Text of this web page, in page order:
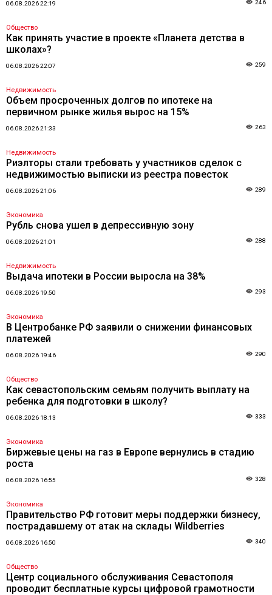
06.08.2026 22:19 246
Общество
Как принять участие в проекте «Планета детства в
школах»?
06.08.2026 22:07 259
Недвижимость
Объем просроченных долгов по ипотеке на
первичном рынке жилья вырос на 15%
06.08.2026 21:33 263
Недвижимость
Риэлторы стали требовать у участников сделок с
недвижимостью выписки из реестра повесток
06.08.2026 21:06 289
Экономика
Рубль снова ушел в депрессивную зону
06.08.2026 21:01 288
Недвижимость
Выдача ипотеки в России выросла на 38%
06.08.2026 19:50 293
Экономика
В Центробанке РФ заявили о снижении финансовых
платежей
06.08.2026 19:46 290
Общество
Как севастопольским семьям получить выплату на
ребенка для подготовки в школу?
06.08.2026 18:13 333
Экономика
Биржевые цены на газ в Европе вернулись в стадию
роста
06.08.2026 16:55 328
Экономика
Правительство РФ готовит меры поддержки бизнесу,
пострадавшему от атак на склады Wildberries
06.08.2026 16:50 340
Общество
Центр социального обслуживания Севастополя
проводит бесплатные курсы цифровой грамотности